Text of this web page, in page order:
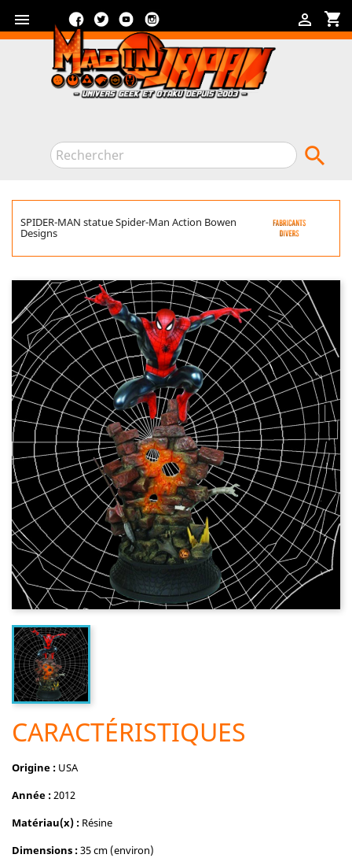
 shopping_cart

FacebookTwitterYouTube

SPIDER-MAN statue Spider-Man Action Bowen
Designs
CARACTÉRISTIQUES
Origine : USA
Année :2012
Matériau(x) : Résine
Dimensions :35 cm (environ)